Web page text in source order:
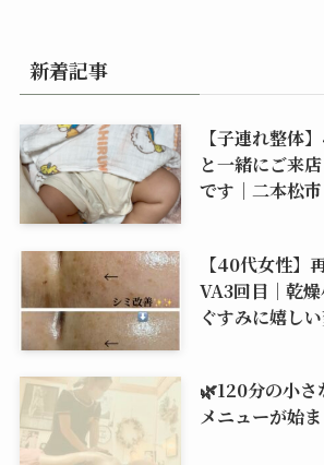
新着記事
【子連れ整体
と一緒にご来
です｜二本松
【40代女性】
VA3回目｜乾
ぐすみに嬉し
🌿120分の小
メニューが始